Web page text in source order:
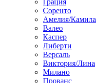
Грация
Соренто
Амелия/Камила
Валео
Каспер
Либерти
Версаль
Виктория/Лина
Милано
Прованс